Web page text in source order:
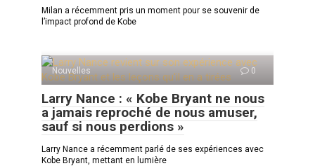
Milan a récemment pris un moment pour se souvenir de
l’impact profond de Kobe
Nouvelles 0
Larry Nance : « Kobe Bryant ne nous
a jamais reproché de nous amuser,
sauf si nous perdions »
Larry Nance a récemment parlé de ses expériences avec
Kobe Bryant, mettant en lumière